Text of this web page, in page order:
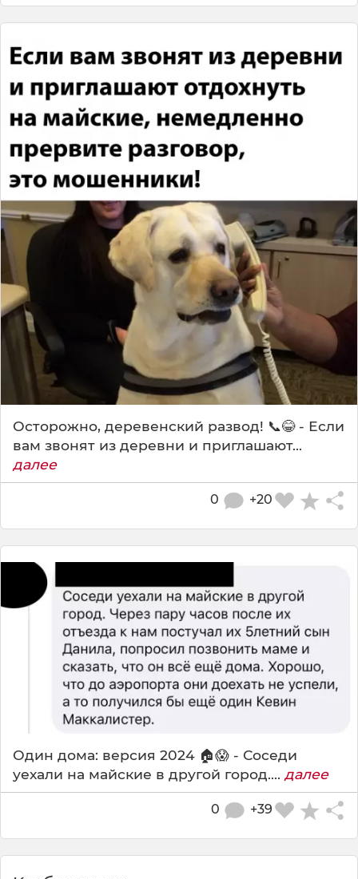
Осторожно, деревенский развод! 📞😂 - Если
вам звонят из деревни и приглашают...
далее
+20
0
Один дома: версия 2024 🏠😱 - Соседи
уехали на майские в другой город.... далее
+39
0